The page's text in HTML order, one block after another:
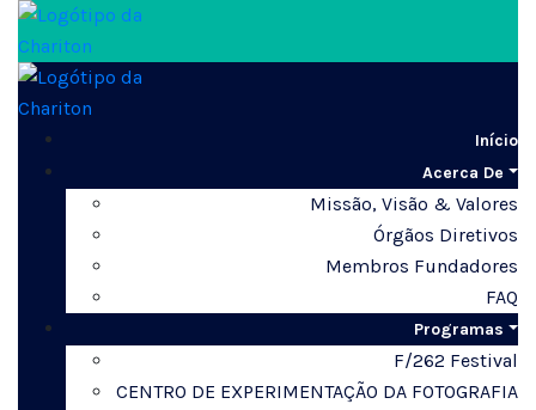
Início
Acerca De
Missão, Visão & Valores
Órgãos Diretivos
Membros Fundadores
FAQ
Programas
F/262 Festival
CENTRO DE EXPERIMENTAÇÃO DA FOTOGRAFIA